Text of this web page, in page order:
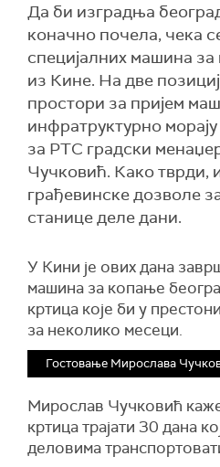
Да би изградња
коначно почела, чека
специјалних машина
из Кине. На две
простори за пријем
инфратруктурно
за РТС градски
Чучковић. Како тврди,
грађевинске дозволе
станице деле дани.
У Кини је ових дана
машина за копање
кртица које би у
за неколико месеци.
Гостовање Мирослава
Мирослав Чучковић
кртица трајати 30 дана
деловима